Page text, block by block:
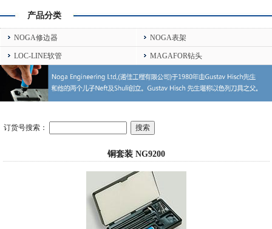
产品分类
NOGA修边器 NOGA表架
LOC-LINE软管 MAGAFOR钻头
订货号搜索：
铜套装 NG9200